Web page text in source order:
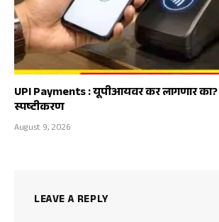
UPI Payments : यूपीआयवर कर लागणार
स्पष्टीकरण
August 9, 2026
LEAVE A REPLY